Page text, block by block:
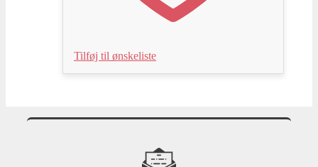
Tilføj til ønskeliste